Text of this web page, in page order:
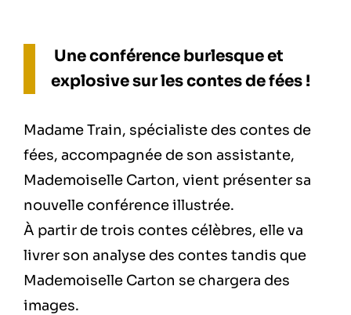
Une conférence burlesque et
explosive sur les contes de fées !
Madame Train, spécialiste des contes de
fées, accompagnée de son assistante,
Mademoiselle Carton, vient présenter sa
nouvelle conférence illustrée.
À partir de trois contes célèbres, elle va
livrer son analyse des contes tandis que
Mademoiselle Carton se chargera des
images.